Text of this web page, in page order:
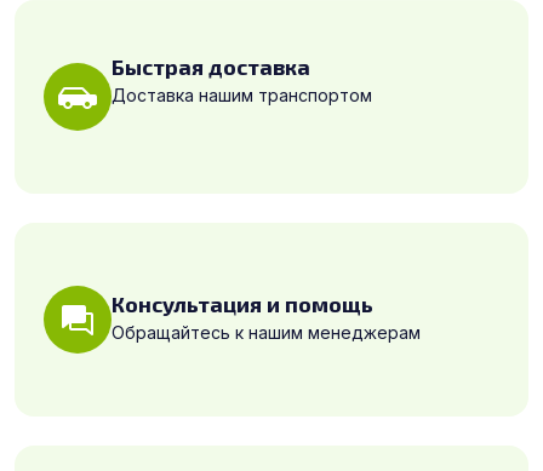
Быстрая доставка
Доставка нашим транспортом
Консультация и помощь
Обращайтесь к нашим менеджерам